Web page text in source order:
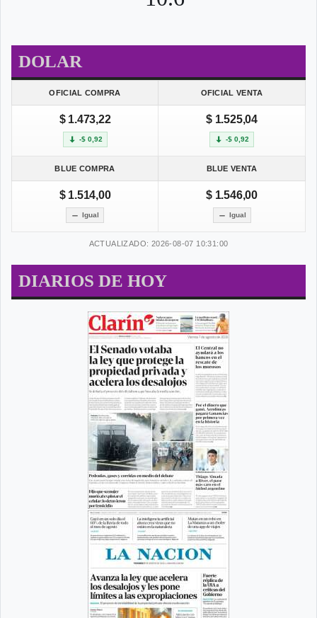
DOLAR
OFICIAL COMPRA OFICIAL VENTA
$ 1.473,22
-$ 0,92
$ 1.525,04
-$ 0,92
BLUE COMPRA BLUE VENTA
$ 1.514,00
Igual
$ 1.546,00
Igual
ACTUALIZADO: 2026-08-07 10:31:00
DIARIOS DE HOY